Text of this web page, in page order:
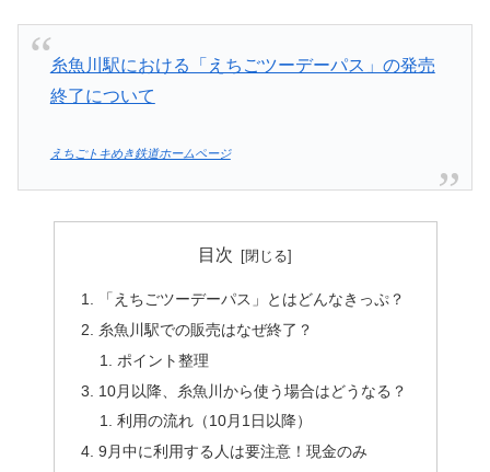
糸魚川駅における「えちごツーデーパス」の発売
終了について
えちごトキめき鉄道ホームページ
目次
「えちごツーデーパス」とはどんなきっぷ？
糸魚川駅での販売はなぜ終了？
ポイント整理
10月以降、糸魚川から使う場合はどうなる？
利用の流れ（10月1日以降）
9月中に利用する人は要注意！現金のみ